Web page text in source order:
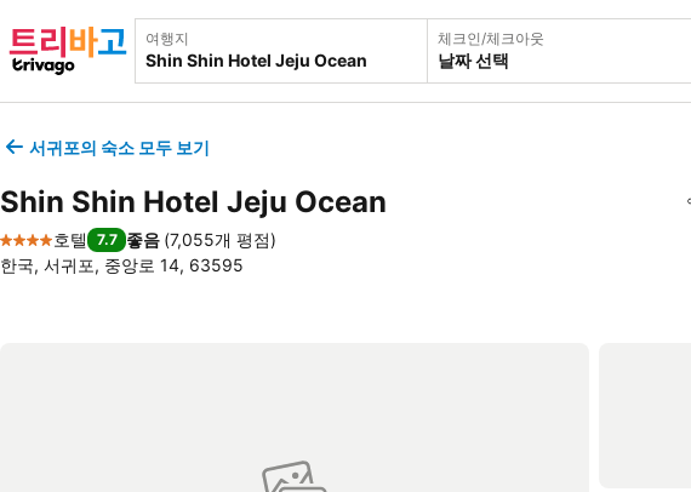
여행지 체크인/체크아웃
날짜 선택
서귀포의 숙소 모두 보기
Shin Shin Hotel Jeju Ocean
4 성급
호텔 7.7 좋음 (7,055개 평점)
한국, 서귀포, 중앙로 14, 63595